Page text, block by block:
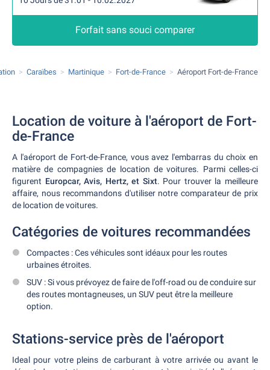
Forfait sans souci comparer
Caraïbes Martinique Fort-de-France Aéroport Fort-de-France
Location de voiture à l'aéroport de Fort-
de-France
A l'aéroport de Fort-de-France, vous avez l'embarras du choix en
matière de compagnies de location de voitures. Parmi celles-ci
figurent Europcar, Avis, Hertz, et Sixt. Pour trouver la meilleure
affaire, nous recommandons d'utiliser notre comparateur de prix
de location de voitures.
Catégories de voitures recommandées
Compactes : Ces véhicules sont idéaux pour les routes
urbaines étroites.
SUV : Si vous prévoyez de faire de l'off-road ou de conduire sur
des routes montagneuses, un SUV peut être la meilleure
option.
Stations-service près de l'aéroport
Ideal pour votre pleins de carburant à votre arrivée ou avant le